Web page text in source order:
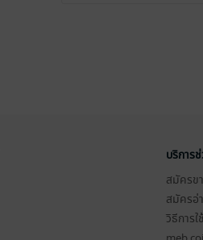
บริการ
สมัครข
สมัครอ่
วิธีการ